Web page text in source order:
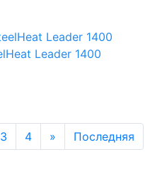
Leader 1400
3 4 » Последняя